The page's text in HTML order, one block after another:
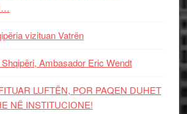
vizituan Vatrën
Ambasador Eric Wendt
LUFTËN, POR PAQEN DUHET
NË INSTITUCIONE!